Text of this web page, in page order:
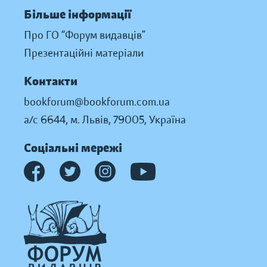
Більше інформації
Про ГО “Форум видавців”
Презентаційні матеріали
Контакти
bookforum@bookforum.com.ua
а/с 6644, м. Львів, 79005, Україна
Соціальні мережі